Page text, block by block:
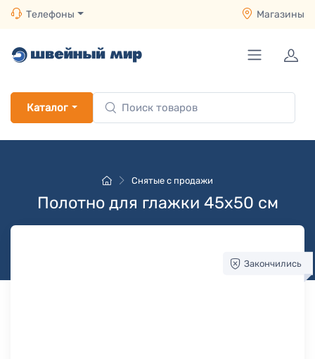
Телефоны Магазины
Каталог
Снятые с продажи
Полотно для глажки 45х50 см
Закончились